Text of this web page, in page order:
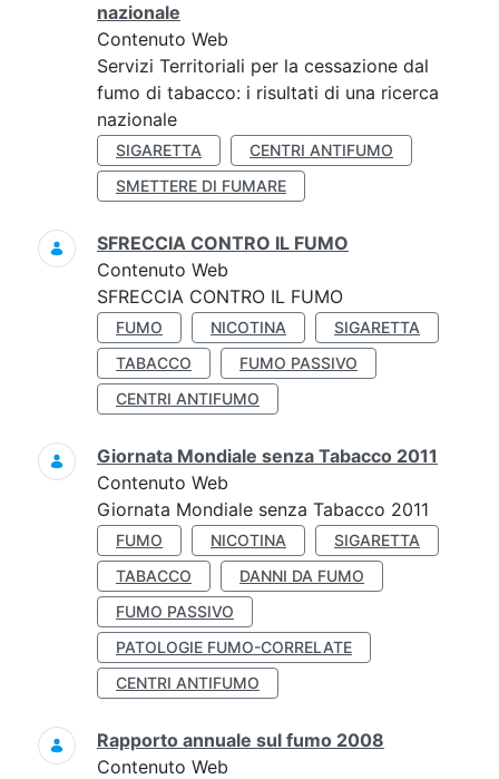
nazionale
Contenuto Web
Servizi Territoriali per la cessazione dal
fumo di tabacco: i risultati di una ricerca
nazionale
SIGARETTA
CENTRI ANTIFUMO
SMETTERE DI FUMARE
SFRECCIA CONTRO IL FUMO
Contenuto Web
SFRECCIA CONTRO IL FUMO
FUMO NICOTINA
SIGARETTA
TABACCO
FUMO PASSIVO
CENTRI ANTIFUMO
Giornata Mondiale senza Tabacco 2011
Contenuto Web
Giornata Mondiale senza Tabacco 2011
FUMO NICOTINA
SIGARETTA
TABACCO
DANNI DA FUMO
FUMO PASSIVO
PATOLOGIE FUMO-CORRELATE
CENTRI ANTIFUMO
Rapporto annuale sul fumo 2008
Contenuto Web